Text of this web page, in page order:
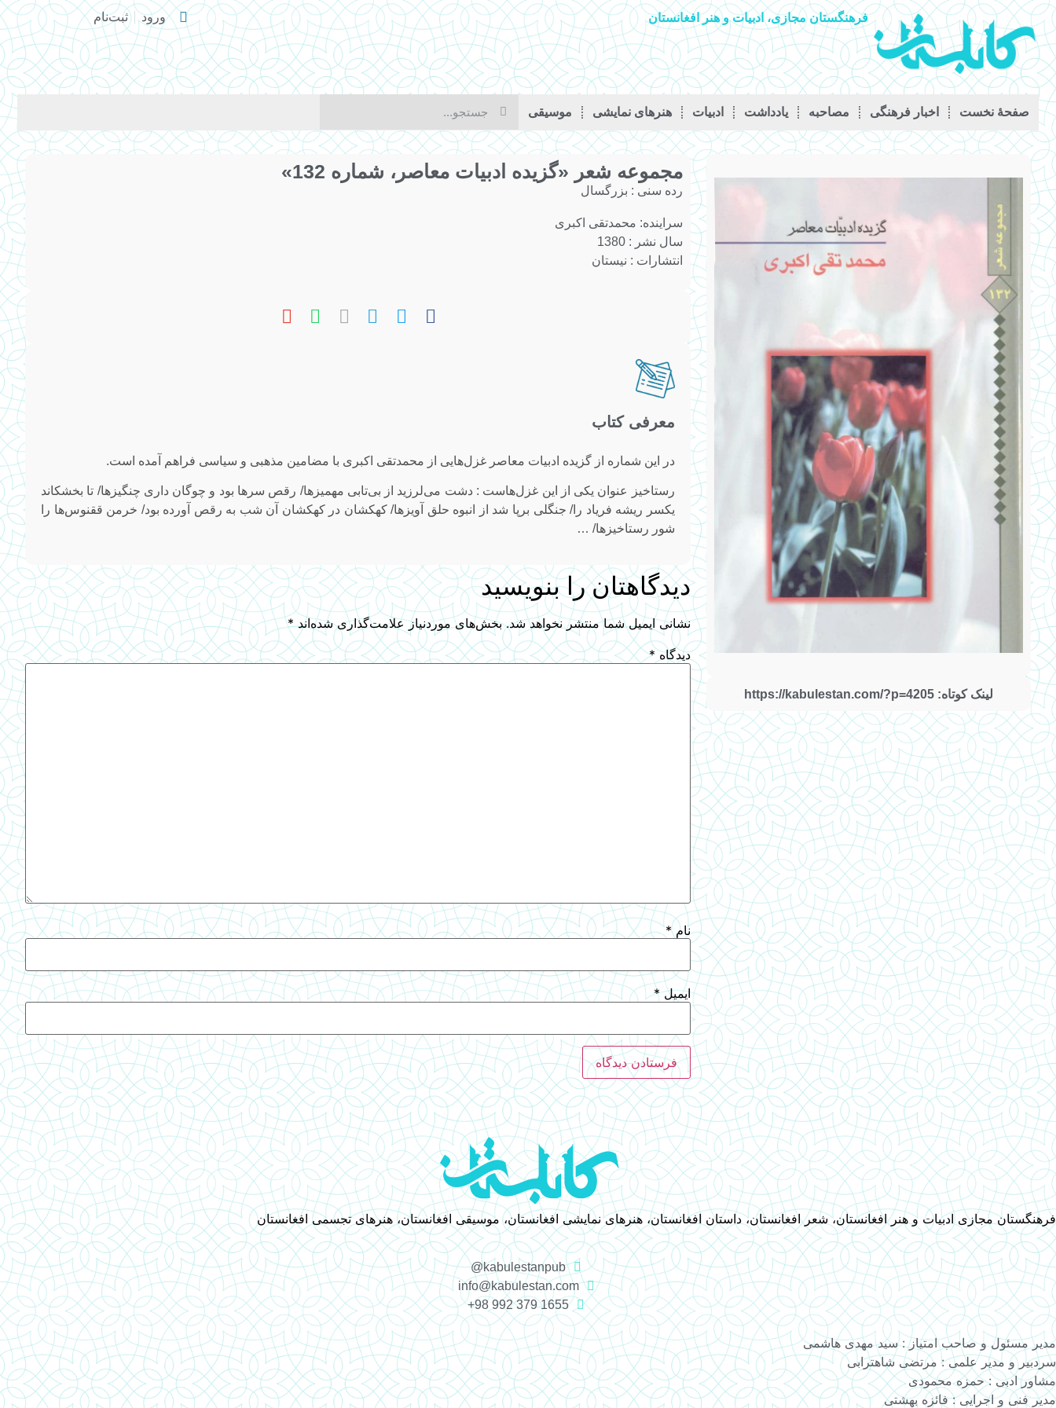
فرهنگستان مجازی، ادبیات و هنر افغانستان ورود ثبت‌نام
صفحۀ نخست اخبار فرهنگی مصاحبه يادداشت ادبیات هنرهای نمایشی موسیقی
لینک کوتاه: https://kabulestan.com/?p=4205
مجموعه شعر «گزیده ادبیات معاصر، شماره‌ 132»
رده سنی : بزرگسال
سراینده: محمدتقی اکبری
سال نشر : 1380
انتشارات : نیستان
معرفی کتاب
در این شماره از گزیده ادبیات معاصر غزل‌هایی از محمدتقی اکبری با مضامین مذهبی و سیاسی فراهم آمده است.
رستاخیز عنوان یکی از این غزل‌هاست : دشت می‌لرزید از بی‌تابی مهمیزها/ رقص سرها بود و چوگان داری چنگیزها/ تا بخشکاند
یکسر ریشه فریاد را/ جنگلی برپا شد از انبوه حلق آویزها/ کهکشان در کهکشان آن شب به رقص آورده بود/ خرمن ققنوس‌ها را
شور رستاخیزها/ …
دیدگاهتان را بنویسید
نشانی ایمیل شما منتشر نخواهد شد. بخش‌های موردنیاز علامت‌گذاری شده‌اند*
دیدگاه*
نام*
ایمیل*
فرهنگستان مجازی ادبیات و هنر افغانستان، شعر افغانستان، داستان افغانستان، هنرهای نمایشی افغانستان، موسیقی افغانستان، هنرهای تجسمی افغانستان
kabulestanpub@
info@kabulestan.com
1655 379 992 98+
مدیر مسئول و صاحب امتیاز : سید مهدی هاشمی
سردبیر و مدیر علمی : مرتضی شاهترابی
مشاور ادبی : حمزه محمودی
مدیر فنی و اجرایی : فائزه بهشتی